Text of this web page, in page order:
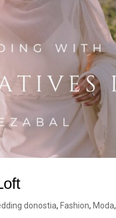
donostia, Fashion, Moda,